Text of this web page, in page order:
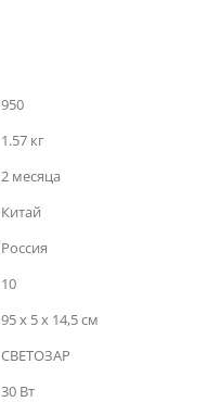
950
1.57 кг
2 месяца
Китай
Россия
10
95 x 5 x 14,5 см
СВЕТОЗАР
30 Вт